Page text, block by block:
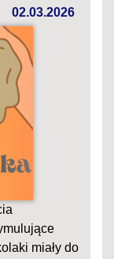
02.03.2026
miały do